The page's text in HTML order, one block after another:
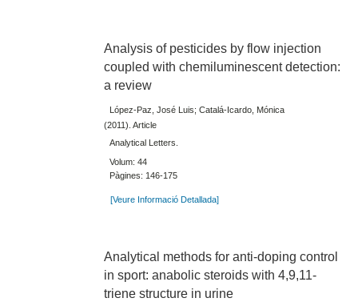
Analysis of pesticides by flow injection
coupled with chemiluminescent detection:
a review
López-Paz, José Luis; Catalá-Icardo, Mónica
(2011). Article
Analytical Letters.
Volum: 44
Pàgines: 146-175
[Veure Informació Detallada]
Analytical methods for anti-doping control
in sport: anabolic steroids with 4,9,11-
triene structure in urine